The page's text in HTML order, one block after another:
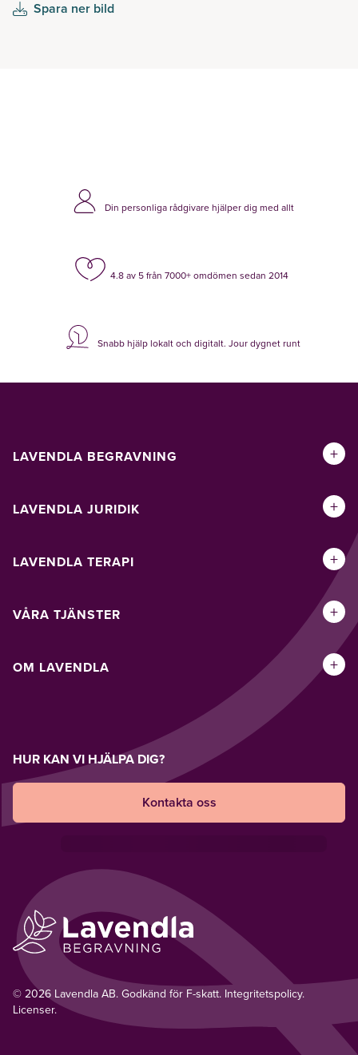
Spara ner bild
Din personliga rådgivare hjälper dig med allt
4.8 av 5 från 7000+ omdömen sedan 2014
Snabb hjälp lokalt och digitalt. Jour dygnet runt
LAVENDLA BEGRAVNING +
LAVENDLA JURIDIK +
LAVENDLA TERAPI +
VÅRA TJÄNSTER +
OM LAVENDLA +
HUR KAN VI HJÄLPA DIG?
Kontakta oss
© 2026 Lavendla AB. Godkänd för F-skatt. Integritetspolicy.
Licenser.